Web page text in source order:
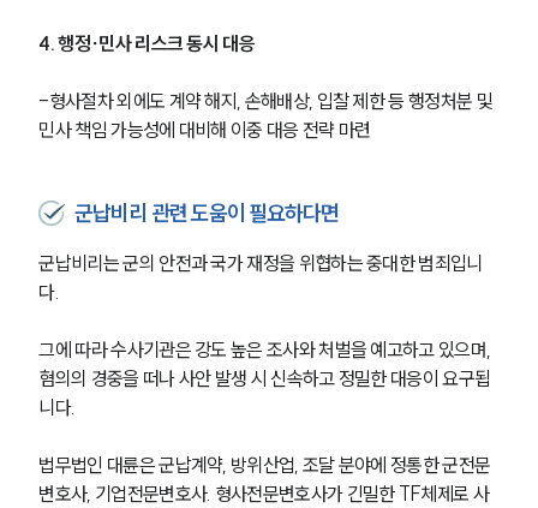
4. 행정∙민사 리스크 동시 대응
-형사절차 외에도 계약 해지, 손해배상, 입찰 제한 등 행정처분 및
민사 책임 가능성에 대비해 이중 대응 전략 마련
군납비리 관련 도움이 필요하다면
군납비리는 군의 안전과 국가 재정을 위협하는 중대한 범죄입니
다.
그에 따라 수사기관은 강도 높은 조사와 처벌을 예고하고 있으며,
혐의의 경중을 떠나 사안 발생 시 신속하고 정밀한 대응이 요구됩
니다.
법무법인 대륜은 군납계약, 방위산업, 조달 분야에 정통한 군전문
변호사, 기업전문변호사. 형사전문변호사가 긴밀한 TF체제로 사